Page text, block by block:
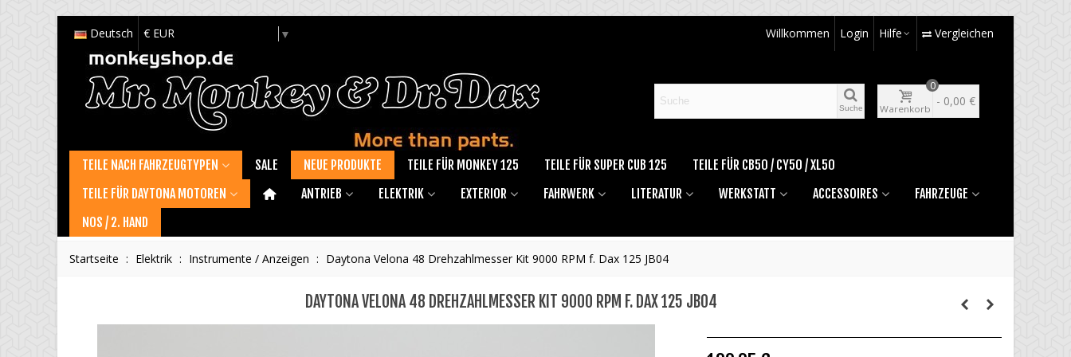
Deutsch € EUR ▼ Willkommen Login Hilfe Vergleichen
Suche Warenkorb
0
- 0,00 €
TEILE NACH FAHRZEUGTYPEN SALE NEUE PRODUKTE TEILE FÜR MONKEY 125 TEILE FÜR SUPER CUB 125
TEILE FÜR CB50 / CY50 / XL50
TEILE FÜR DAYTONA MOTOREN
ANTRIEB ELEKTRIK EXTERIOR FAHRWERK LITERATUR WERKSTATT ACCESSOIRES
FAHRZEUGE
NOS / 2. HAND
Startseite : Elektrik : Instrumente / Anzeigen : Daytona Velona 48 Drehzahlmesser Kit 9000 RPM f. Dax 125 JB04
DAYTONA VELONA 48 DREHZAHLMESSER KIT 9000 RPM F. DAX 125 JB04